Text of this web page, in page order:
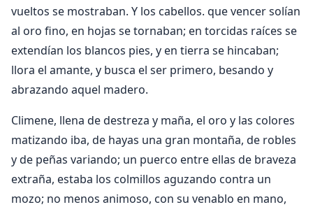
vueltos se mostraban. Y los cabellos. que vencer solían
al oro fino, en hojas se tornaban; en torcidas raíces se
extendían los blancos pies, y en tierra se hincaban;
llora el amante, y busca el ser primero, besando y
abrazando aquel madero.
Climene, llena de destreza y maña, el oro y las colores
matizando iba, de hayas una gran montaña, de robles
y de peñas variando; un puerco entre ellas de braveza
extraña, estaba los colmillos aguzando contra un
mozo; no menos animoso, con su venablo en mano,